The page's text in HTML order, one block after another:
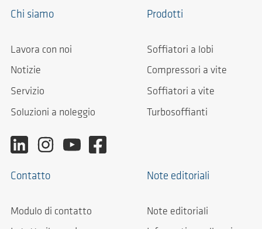
Chi siamo
Lavora con noi
Notizie
Servizio
Soluzioni a noleggio
Prodotti
Soffiatori a lobi
Compressori a vite
Soffiatori a vite
Turbosoffianti
Contatto
Modulo di contatto
Note editoriali
Note editoriali